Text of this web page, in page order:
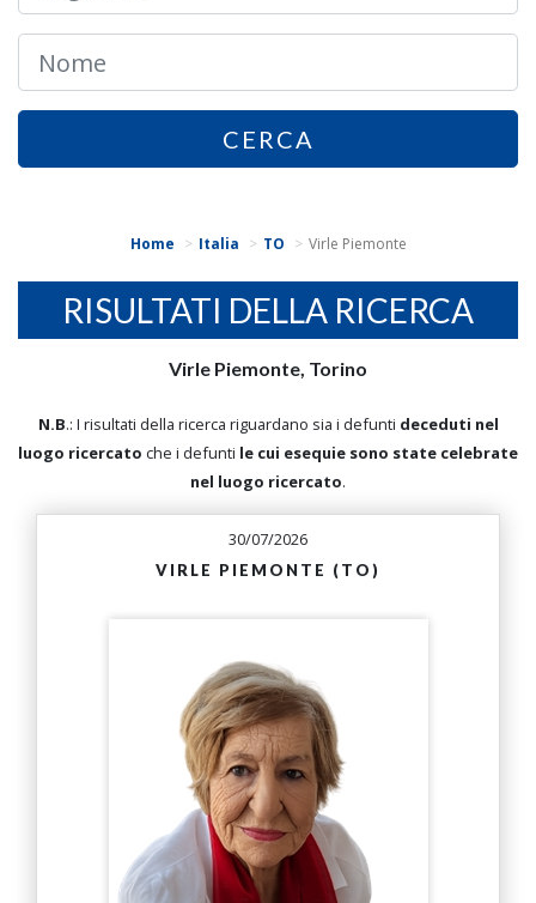
CERCA
Home Italia TO Virle Piemonte
RISULTATI DELLA RICERCA
Virle Piemonte, Torino
N.B.: I risultati della ricerca riguardano sia i defunti deceduti nel
luogo ricercato che i defunti le cui esequie sono state celebrate
nel luogo ricercato.
30/07/2026
VIRLE PIEMONTE (TO)